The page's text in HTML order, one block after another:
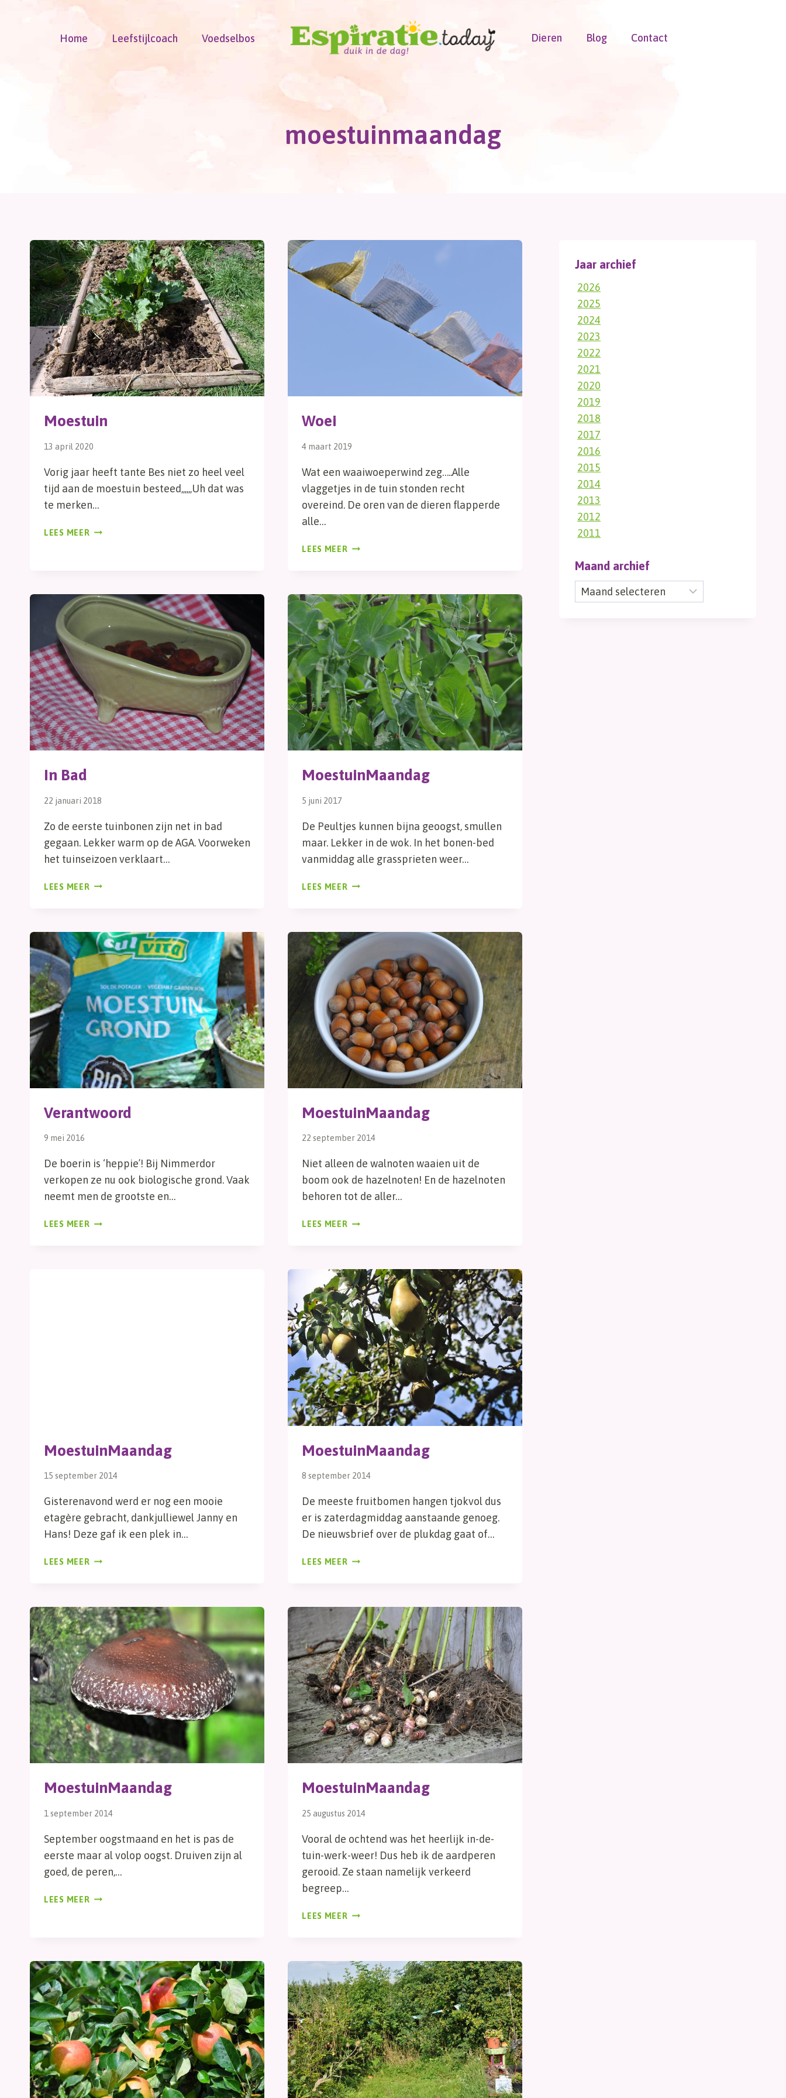
Home Leefstijlcoach Voedselbos Dieren Blog Contact
moestuinmaandag
Moestuin
13 april 2020
Vorig jaar heeft tante Bes niet zo heel veel
tijd aan de moestuin besteed,,,,,,Uh dat was
te merken…
LEES MEER MOESTUIN
Woei
4 maart 2019
Wat een waaiwoeperwind zeg…..Alle
vlaggetjes in de tuin stonden recht
overeind. De oren van de dieren flapperde
alle…
LEES MEER WOEI
In Bad
22 januari 2018
Zo de eerste tuinbonen zijn net in bad
gegaan. Lekker warm op de AGA. Voorweken
het tuinseizoen verklaart…
LEES MEER IN
MoestuinMaandag
5 juni 2017
De Peultjes kunnen bijna geoogst, smullen
maar. Lekker in de wok. In het bonen-bed
vanmiddag alle grassprieten weer…
LEES MEER MOESTUINMAANDAG
Verantwoord
9 mei 2016
De boerin is ‘heppie’! Bij Nimmerdor
verkopen ze nu ook biologische grond. Vaak
neemt men de grootste en…
LEES MEER VERANTWOORD
MoestuinMaandag
22 september 2014
Niet alleen de walnoten waaien uit de
boom ook de hazelnoten! En de hazelnoten
behoren tot de aller…
LEES MEER MOESTUINMAANDAG
MoestuinMaandag
15 september 2014
Gisterenavond werd er nog een mooie
etagère gebracht, dankjulliewel Janny en
Hans! Deze gaf ik een plek in…
LEES MEER MOESTUINMAANDAG
MoestuinMaandag
8 september 2014
De meeste fruitbomen hangen tjokvol dus
er is zaterdagmiddag aanstaande genoeg.
De nieuwsbrief over de plukdag gaat of…
LEES MEER MOESTUINMAANDAG
MoestuinMaandag
1 september 2014
September oogstmaand en het is pas de
eerste maar al volop oogst. Druiven zijn al
goed, de peren,…
LEES MEER MOESTUINMAANDAG
MoestuinMaandag
25 augustus 2014
Vooral de ochtend was het heerlijk in-de-
tuin-werk-weer! Dus heb ik de aardperen
gerooid. Ze staan namelijk verkeerd
begreep…
LEES MEER MOESTUINMAANDAG
Jaar archief
2026
2025
2024
2023
2022
2021
2020
2019
2018
2017
2016
2015
2014
2013
2012
2011
Maand archief
Maand
archief